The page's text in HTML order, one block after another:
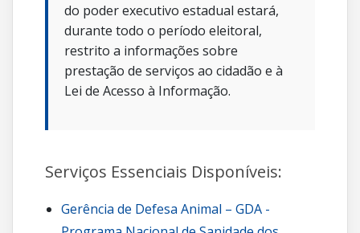
do poder executivo estadual estará,
durante todo o período eleitoral,
restrito a informações sobre
prestação de serviços ao cidadão e à
Lei de Acesso à Informação.
Serviços Essenciais Disponíveis:
Gerência de Defesa Animal – GDA -